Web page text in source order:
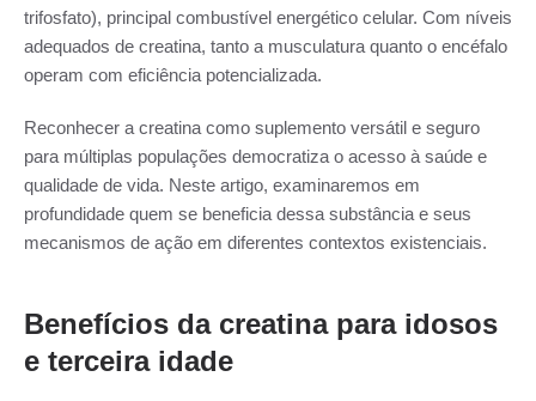
trifosfato), principal combustível energético celular. Com níveis
adequados de creatina, tanto a musculatura quanto o encéfalo
operam com eficiência potencializada.
Reconhecer a creatina como suplemento versátil e seguro
para múltiplas populações democratiza o acesso à saúde e
qualidade de vida. Neste artigo, examinaremos em
profundidade quem se beneficia dessa substância e seus
mecanismos de ação em diferentes contextos existenciais.
Benefícios da creatina para idosos
e terceira idade